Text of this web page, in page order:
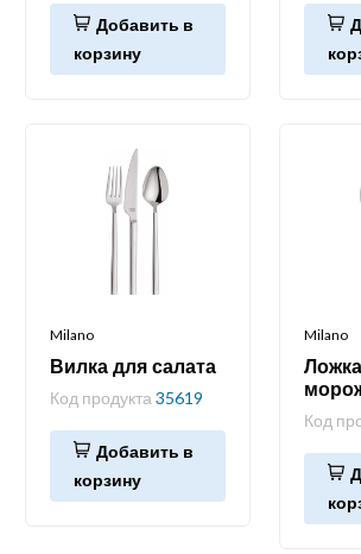
Добавить в
корзину
Milano
Вилка для салата
Код продукта35619
Добавить в
корзину
Milano
Код